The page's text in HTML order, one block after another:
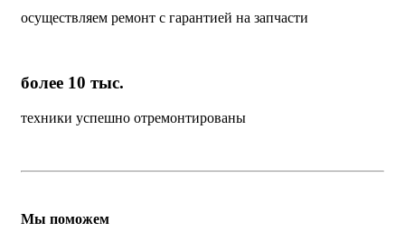
осуществляем ремонт с гарантией на запчасти
более 10 тыс.
техники успешно отремонтированы
Мы поможем